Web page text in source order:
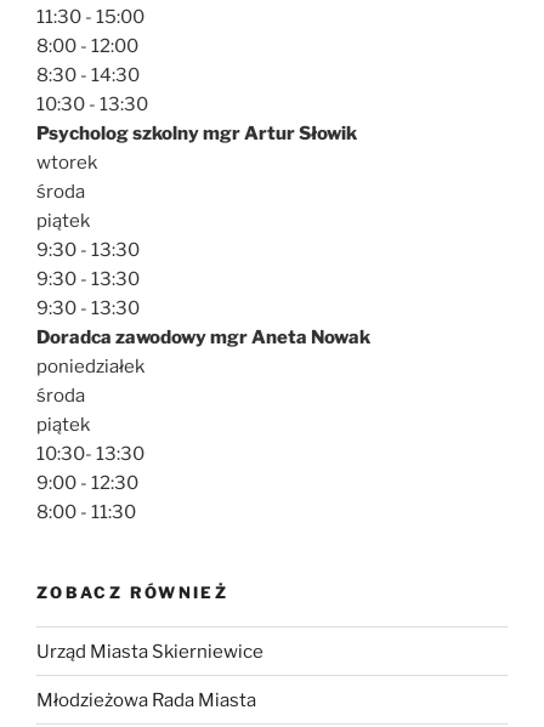
11:30 - 15:00
8:00 - 12:00
8:30 - 14:30
10:30 - 13:30
Psycholog szkolny mgr Artur Słowik
wtorek
środa
piątek
9:30 - 13:30
9:30 - 13:30
9:30 - 13:30
Doradca zawodowy mgr Aneta Nowak
poniedziałek
środa
piątek
10:30- 13:30
9:00 - 12:30
8:00 - 11:30
ZOBACZ RÓWNIEŻ
Urząd Miasta Skierniewice
Młodzieżowa Rada Miasta